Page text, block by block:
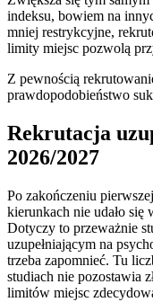
indeksu, bowiem na
mniej restrykcyjne,
limity miejsc pozwolą
Z pewnością
prawdopodobieństwo
Rekrutacja
2026/2027
Po zakończeniu
kierunkach nie udało
Dotyczy to przeważnie
uzupełniającym na
trzeba zapomnieć. Tu
studiach nie pozostawia
limitów miejsc